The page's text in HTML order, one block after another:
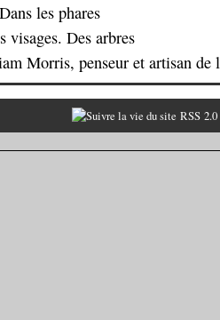
Dans les phares
visages. Des arbres
Morris, penseur et artisan de
RSS 2.0